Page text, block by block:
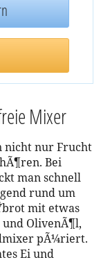
Mixer
nicht nur Frucht
Bei
man schnell
rund um
mit etwas
OlivenÃ¶l,
pÃ¼riert.
Ei und